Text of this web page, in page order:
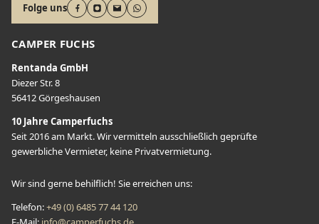
Folge uns
CAMPER FUCHS
Rentanda GmbH
Diezer Str. 8
56412 Görgeshausen
10 Jahre Camperfuchs
Seit 2016 am Markt. Wir vermitteln ausschließlich geprüfte
gewerbliche Vermieter, keine Privatvermietung.
Wir sind gerne behilflich! Sie erreichen uns:
Telefon:+49 (0) 6485 77 44 120